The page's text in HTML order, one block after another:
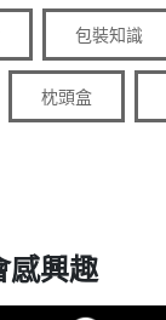
包裝知識
枕頭盒
感興趣